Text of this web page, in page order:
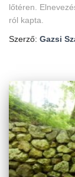
lőtéren.
ról kapta.
Szerző: Gazsi